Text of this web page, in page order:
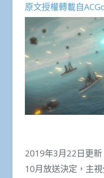
原文授權轉載自
2019年3月22日更新
10月放送決定，主